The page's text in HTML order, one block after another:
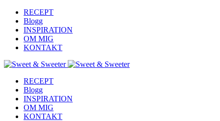
RECEPT
Blogg
INSPIRATION
OM MIG
KONTAKT
RECEPT
Blogg
INSPIRATION
OM MIG
KONTAKT